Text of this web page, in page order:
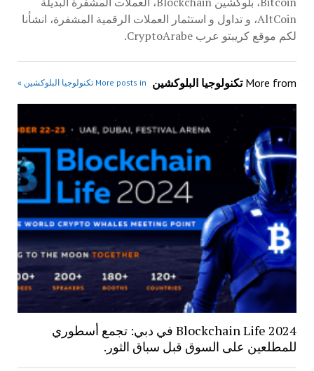
AltCoin، و تداول و استثمار العملات الرقمية المشفرة، انشأنا
لكم موقع كريبتو عرب CryptoArabe.
More from تكنولوجيا البلوكشين More posts in تكنولوجيا البلوكشين »
Blockchain Life 2024 في دبي: تجمع أسطوري
للمطلعين على السوق قبل سباق الثور.